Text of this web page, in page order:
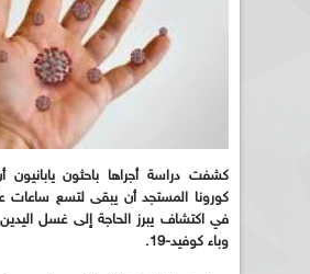
كشفت دراسة أجراها باحثون
كورونا المستجد أن يبقى لتسع ساعات
في اكتشاف يبرز الحاجة إلى غسل اليدين
وباء كوفيد-19.